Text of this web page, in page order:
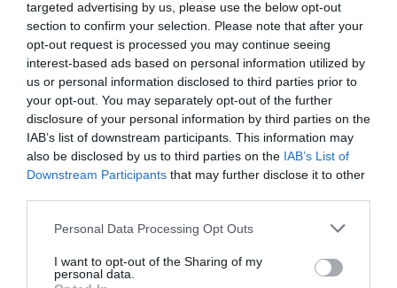
targeted advertising by us, please use the below opt-out
section to confirm your selection. Please note that after your
opt-out request is processed you may continue seeing
interest-based ads based on personal information utilized by
us or personal information disclosed to third parties prior to
your opt-out. You may separately opt-out of the further
disclosure of your personal information by third parties on the
IAB’s list of downstream participants. This information may
also be disclosed by us to third parties on the IAB’s List of
Downstream Participants that may further disclose it to other
Please note that this website/app uses one or more Google
not limited to your visit or usage behaviour. You may click to
grant or deny consent to Google and its third-party tags to
Personal Data Processing Opt Outs
I want to opt-out of the Sharing of my
personal data.
hőmérséklettel kombinált körülmények több mint 30
halálos áldozatot követeltek.
Ezt is olvasd el!A világ leghidegebb városában
elviselhetetlen mínuszok tombolnak